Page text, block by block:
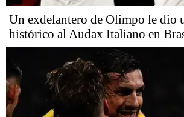
Un exdelantero de Olimpo le dio
histórico al Audax Italiano en